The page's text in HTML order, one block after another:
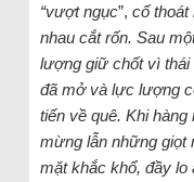
“vượt ngục”, cố thoát
nhau cắt rốn. Sau
lượng giữ chốt vì thái
đã mở và lực lượng
tiến về quê. Khi hàng
mừng lẫn những giọt
mặt khắc khổ, đầy lo